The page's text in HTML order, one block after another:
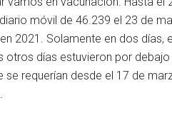
móvil de 46.239 el 23 de
2021. Solamente en dos días,
otros días estuvieron por
se requerían desde el 17 de